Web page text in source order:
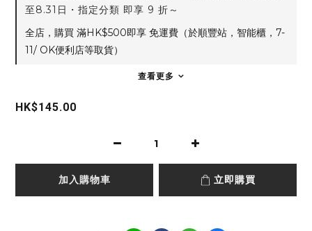
至8.31日・指定分類 即享 9 折～
全店，購買 滿HK$500即享 免運費（於順豐站，智能櫃，7-
11/ OK便利店等取貨）
查看更多
HK$145.00
加入購物車 立即購買